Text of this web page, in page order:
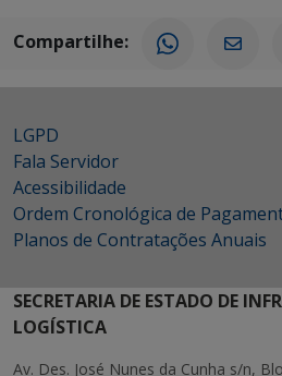
Compartilhe:
LGPD
Fala Servidor
Acessibilidade
Ordem Cronológica de
Planos de Contratações Anuais
SECRETARIA DE ESTADO DE
LOGÍSTICA
Av. Des. José Nunes da Cunha s/n,